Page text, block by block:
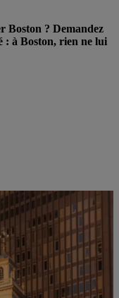
Boston ? Demandez
: à Boston, rien ne lui